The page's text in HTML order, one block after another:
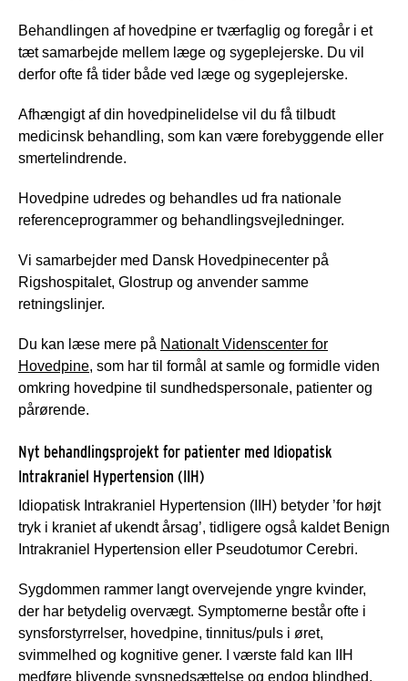
Behandlingen af hovedpine er tværfaglig og foregår i et
tæt samarbejde mellem læge og sygeplejerske. Du vil
derfor ofte få tider både ved læge og sygeplejerske.
Afhængigt af din hovedpinelidelse vil du få tilbudt
medicinsk behandling, som kan være forebyggende eller
smertelindrende.
Hovedpine udredes og behandles ud fra nationale
referenceprogrammer og behandlingsvejledninger.
Vi samarbejder med Dansk Hovedpinecenter på
Rigshospitalet, Glostrup og anvender samme
retningslinjer.
Du kan læse mere på Nationalt Videnscenter for
Hovedpine, som har til formål at samle og formidle viden
omkring hovedpine til sundhedspersonale, patienter og
pårørende.
Nyt behandlingsprojekt for patienter med Idiopatisk
Intrakraniel Hypertension (IIH)
Idiopatisk Intrakraniel Hypertension (IIH) betyder ’for højt
tryk i kraniet af ukendt årsag’, tidligere også kaldet Benign
Intrakraniel Hypertension eller Pseudotumor Cerebri.
Sygdommen rammer langt overvejende yngre kvinder,
der har betydelig overvægt. Symptomerne består ofte i
synsforstyrrelser, hovedpine, tinnitus/puls i øret,
svimmelhed og kognitive gener. I værste fald kan IIH
medføre blivende synsnedsættelse og endog blindhed,